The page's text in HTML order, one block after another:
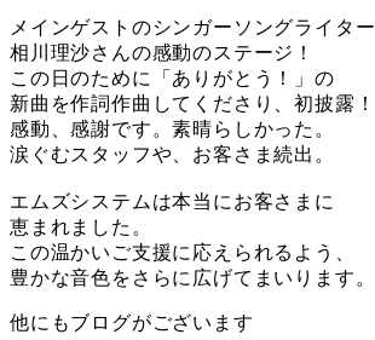
メインゲストのシンガーソングライター
相川理沙さんの感動のステージ！
この日のために「ありがとう！」の
新曲を作詞作曲してくださり、初披露！
感動、感謝です。素晴らしかった。
涙ぐむスタッフや、お客さま続出。
エムズシステムは本当にお客さまに
恵まれました。
この温かいご支援に応えられるよう、
豊かな音色をさらに広げてまいります。
他にもブログがございます